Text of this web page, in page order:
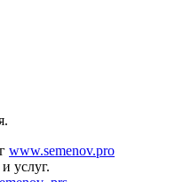
www.semenov.pro
услуг.